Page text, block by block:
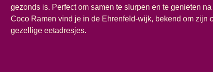
gezonds is. Perfect om samen te slurpen en te genieten
Coco Ramen vind je in de Ehrenfeld-wijk, bekend om zijn
gezellige eetadresjes.